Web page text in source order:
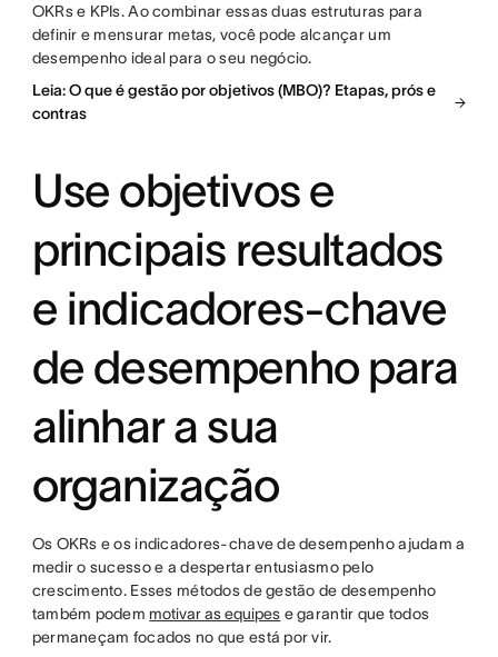
OKRs e KPIs. Ao combinar essas duas estruturas para
definir e mensurar metas, você pode alcançar um
desempenho ideal para o seu negócio.
Leia: O que é gestão por objetivos (MBO)? Etapas, prós e
contras
Use objetivos e
principais resultados
e indicadores-chave
de desempenho para
alinhar a sua
organização
Os OKRs e os indicadores-chave de desempenho ajudam a
medir o sucesso e a despertar entusiasmo pelo
crescimento. Esses métodos de gestão de desempenho
também podem motivar as equipes e garantir que todos
permaneçam focados no que está por vir.